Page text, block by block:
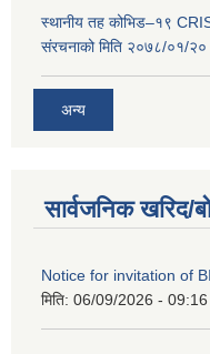
स्थानीय तह कोभिड–१९
संरचनाको मिति २०७८/०१/२०
अन्य
सार्वजनिक खरिद/
Notice for invitation of
मिति: 06/09/2026 - 09:16